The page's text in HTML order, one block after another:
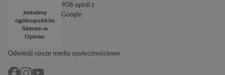
Odwiedź nasze media społecznościowe
Jesteśmy
ogólnopolskim
liderem w
Opineo
908 opinii z
Google